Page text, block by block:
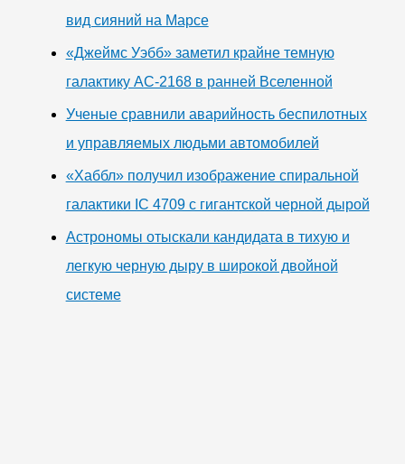
вид сияний на Марсе
«Джеймс Уэбб» заметил крайне темную
галактику AC-2168 в ранней Вселенной
Ученые сравнили аварийность беспилотных
и управляемых людьми автомобилей
«Хаббл» получил изображение спиральной
галактики IC 4709 с гигантской черной дырой
Астрономы отыскали кандидата в тихую и
легкую черную дыру в широкой двойной
системе